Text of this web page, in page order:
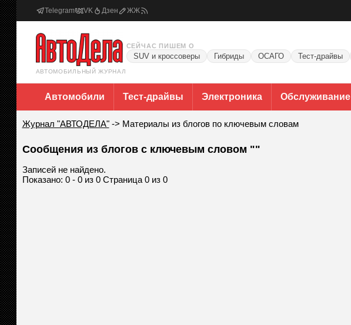
Telegram VK Дзен ЖЖ
АВТОМОБИЛЬНЫЙ ЖУРНАЛ
СЕЙЧАС ПИШЕМ О
SUV и кроссоверы Гибриды ОСАГО Тест-драйвы
Автомобили Тест-драйвы Электроника Обслуживание
Журнал "АВТОДЕЛА"-> Материалы из блогов по ключевым словам
Сообщения из блогов с ключевым словом ""
Записей не найдено.
Показано: 0 - 0 из 0 Страница 0 из 0